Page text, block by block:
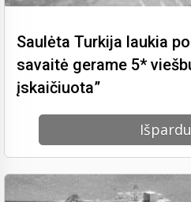
Saulėta Turkija laukia
savaitė gerame 5*
įskaičiuota”